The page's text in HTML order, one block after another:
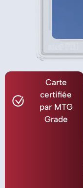
Carte
certifiée
par MTG
Grade